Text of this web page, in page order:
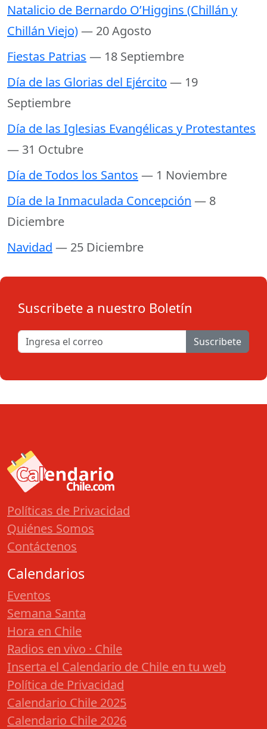
Natalicio de Bernardo O’Higgins (Chillán y
Chillán Viejo)— 20 Agosto
Fiestas Patrias — 18 Septiembre
Día de las Glorias del Ejército — 19
Septiembre
Día de las Iglesias Evangélicas y Protestantes
— 31 Octubre
Día de Todos los Santos — 1 Noviembre
Día de la Inmaculada Concepción — 8
Diciembre
Navidad — 25 Diciembre
Suscribete a nuestro Boletín
Suscribete
Políticas de Privacidad
Quiénes Somos
Contáctenos
Calendarios
Eventos
Semana Santa
Hora en Chile
Radios en vivo · Chile
Inserta el Calendario de Chile en tu web
Política de Privacidad
Calendario Chile 2025
Calendario Chile 2026